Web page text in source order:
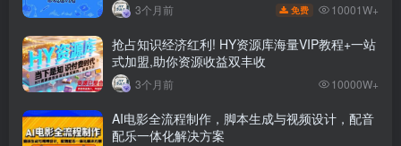
3个月前 免费 10001W+
抢占知识经济红利! HY资源库海量VIP教程+一站
式加盟,助你资源收益双丰收
3个月前 10000W+
AI电影全流程制作，脚本生成与视频设计，配音
配乐一体化解决方案